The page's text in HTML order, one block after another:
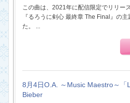
この曲は、2021年に配信限定でリリー
『るろうに剣心 最終章 The Final』の
た。 ...
8月4日O.A. ～Music Maestro～「
Bieber